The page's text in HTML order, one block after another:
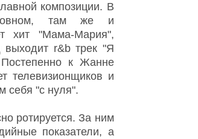
композиции. В
там же и
хит "Мама-Мария",
r&b трек "Я
к Жанне
телевизионщиков и
себя "с нуля".
ротируется. За ним
показатели, а